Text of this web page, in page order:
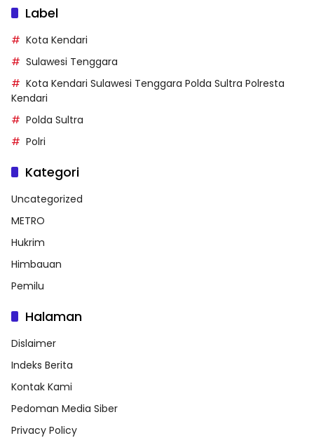
Label
Kota Kendari
Sulawesi Tenggara
Kota Kendari Sulawesi Tenggara Polda Sultra Polresta
Kendari
Polda Sultra
Polri
Kategori
Uncategorized
METRO
Hukrim
Himbauan
Pemilu
Halaman
Dislaimer
Indeks Berita
Kontak Kami
Pedoman Media Siber
Privacy Policy